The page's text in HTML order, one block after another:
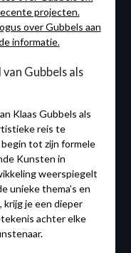
projecten.
over Gubbels aan
informatie.
Gubbels als
Klaas Gubbels als
reis te
tot zijn formele
Kunsten in
weerspiegelt
unieke thema’s en
krijg je een dieper
achter elke